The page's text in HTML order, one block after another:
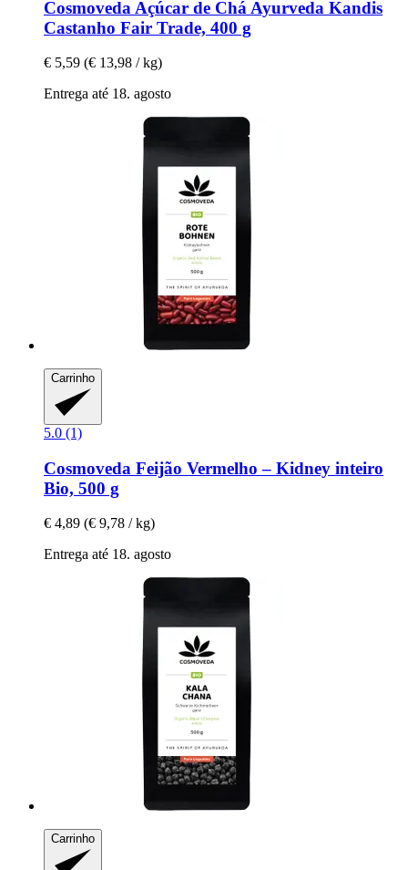
Cosmoveda Açúcar de Chá Ayurveda Kandis
Castanho Fair Trade, 400 g
€ 5,59 (€ 13,98 / kg)
Entrega até 18. agosto
Carrinho
5.0 (1)
Cosmoveda Feijão Vermelho – Kidney inteiro
Bio, 500 g
€ 4,89 (€ 9,78 / kg)
Entrega até 18. agosto
Carrinho